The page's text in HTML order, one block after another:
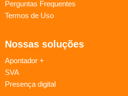
Perguntas Frequentes
Termos de Uso
Nossas soluções
Apontador +
SVA
Presença digital